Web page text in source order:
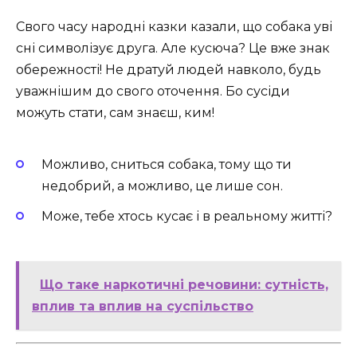
Свого часу народні казки казали, що собака уві
сні символізує друга. Але кусюча? Це вже знак
обережності! Не дратуй людей навколо, будь
уважнішим до свого оточення. Бо сусіди
можуть стати, сам знаєш, ким!
Можливо, сниться собака, тому що ти
недобрий, а можливо, це лише сон.
Може, тебе хтось кусає і в реальному житті?
Що таке наркотичні речовини: сутність,
вплив та вплив на суспільство